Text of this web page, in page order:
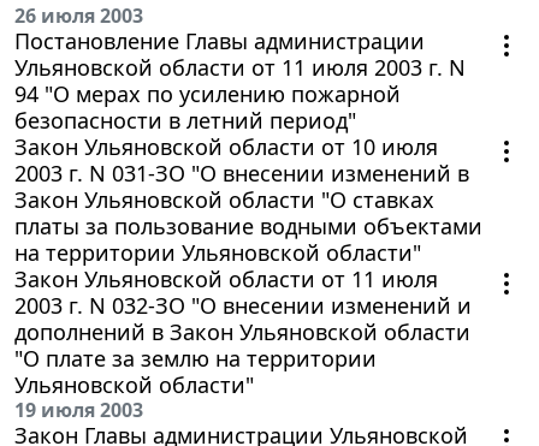
26 июля 2003
Постановление Главы администрации
Ульяновской области от 11 июля 2003 г. N
94 "О мерах по усилению пожарной
безопасности в летний период"
Закон Ульяновской области от 10 июля
2003 г. N 031-ЗО "О внесении изменений в
Закон Ульяновской области "О ставках
платы за пользование водными объектами
на территории Ульяновской области"
Закон Ульяновской области от 11 июля
2003 г. N 032-ЗО "О внесении изменений и
дополнений в Закон Ульяновской области
"О плате за землю на территории
Ульяновской области"
19 июля 2003
Закон Главы администрации Ульяновской